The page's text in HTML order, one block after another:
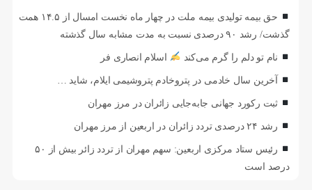
حق بیمه تولیدی بیمه ملت در چهار ماه نخست امسال از ۱۴.۵ همت
گذشت/ رشد ۹۰ درصدی نسبت به مدت مشابه سال گذشته
نام تو دلم را گرم می‌کند اسلام انصاری فر
آخرین سال خادمی در پتروخادم پتروشیمی ایلام، شاید …
ثبت رکورد جهانی جابه‌جایی زائران در مرز مهران
رشد ۲۴ درصدی تردد زائران در اربعین از مرز مهران
رئیس ستاد مرکزی اربعین: سهم مهران از تردد زائر بیش از ۵۰
درصد است